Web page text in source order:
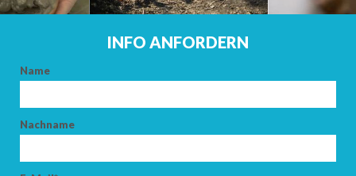
ABFAHRT
ERWACHSENE
INFO ANFORDERN
Name
Nachname